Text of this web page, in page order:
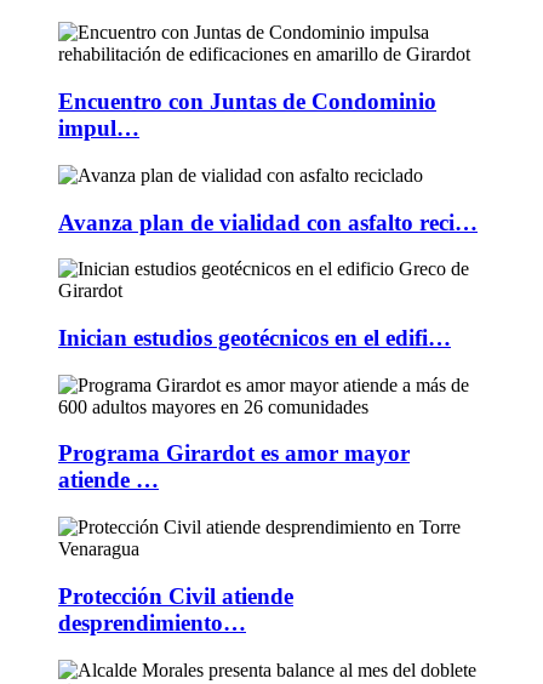
Encuentro con Juntas de Condominio
impul…
Avanza plan de vialidad con asfalto reci…
Inician estudios geotécnicos en el edifi…
Programa Girardot es amor mayor
atiende …
Protección Civil atiende
desprendimiento…